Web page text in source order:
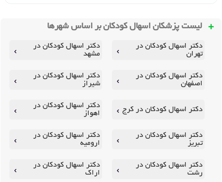
لیست پزشکان اسهال کودکان بر اساس شهرها
دکتر اسهال کودکان در
تهران
دکتر اسهال کودکان در
مشهد
دکتر اسهال کودکان در
اصفهان
دکتر اسهال کودکان در
شیراز
دکتر اسهال کودکان در کرج
دکتر اسهال کودکان در
اهواز
دکتر اسهال کودکان در
تبریز
دکتر اسهال کودکان در
ارومیه
دکتر اسهال کودکان در
رشت
دکتر اسهال کودکان در
اراک